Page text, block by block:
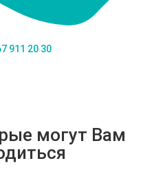
911 20 30
могут Вам